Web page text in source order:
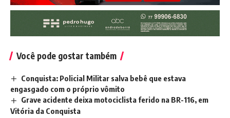
Você pode gostar também
Conquista: Policial Militar salva bebê que estava
engasgado com o próprio vômito
Grave acidente deixa motociclista ferido na BR-116, em
Vitória da Conquista